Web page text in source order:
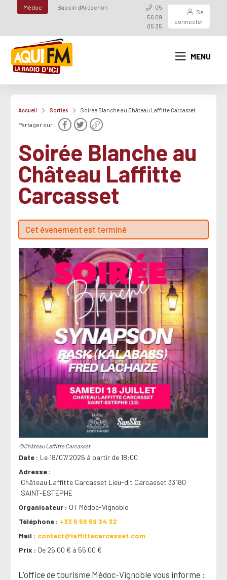
Médoc Bassin d'Arcachon
05
56 09
05 35
Se
connecter
MENU
Accueil Sorties Soirée Blanche au Château Laffitte Carcasset
Partager sur :
Soirée Blanche au
Château Laffitte
Carcasset
Cet évenement est terminé
©Château Laffitte Carcasset
Date
Le 18/07/2026 à partir de 18:00
Adresse
Château Laffitte Carcasset Lieu-dit Carcasset 33180
SAINT-ESTEPHE
Organisateur
OT Médoc-Vignoble
Téléphone
+33 5 56 59 34 32
Mail
contact@laffittecarcasset.com
Prix
De 25.00 € à 55.00 €
L'office de tourisme Médoc-Vignoble vous informe :